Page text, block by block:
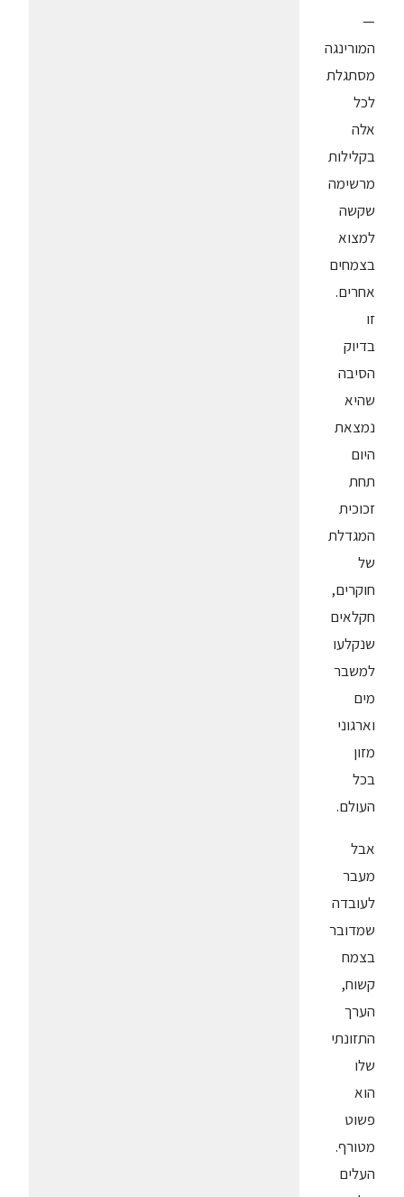
—
המורינגה
מסתגלת
לכל
אלה
בקלילות
מרשימה
שקשה
למצוא
בצמחים
אחרים.
זו
בדיוק
הסיבה
שהיא
נמצאת
היום
תחת
זכוכית
המגדלת
של
חוקרים,
חקלאים
שנקלעו
למשבר
מים
וארגוני
מזון
בכל
העולם.
אבל
מעבר
לעובדה
שמדובר
בצמח
קשוח,
הערך
התזונתי
שלו
הוא
פשוט
מטורף.
העלים